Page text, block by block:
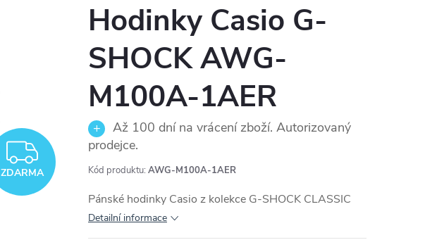
ZDARMA
ZDARMA
Hodinky Casio G-
SHOCK AWG-
M100A-1AER
Až 100 dní na vrácení zboží. Autorizovaný
prodejce.
Kód produktu: AWG-M100A-1AER
Pánské hodinky Casio z kolekce G-SHOCK CLASSIC
Detailní informace